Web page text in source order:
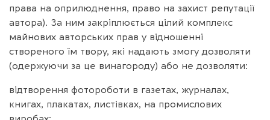
права на оприлюднення, право на захист репутації
автора). За ним закріплюється цілий комплекс
майнових авторських прав у відношенні
створеного їм твору, які надають змогу дозволяти
(одержуючи за це винагороду) або не дозволяти:
відтворення фотороботи в газетах, журналах,
книгах, плакатах, листівках, на промислових